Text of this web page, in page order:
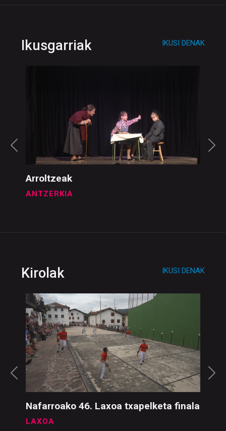
Ikusgarriak IKUSI DENAK
Arroltzeak
ANTZERKIA
Kirolak IKUSI DENAK
Nafarroako 46. Laxoa txapelketa finala
LAXOA